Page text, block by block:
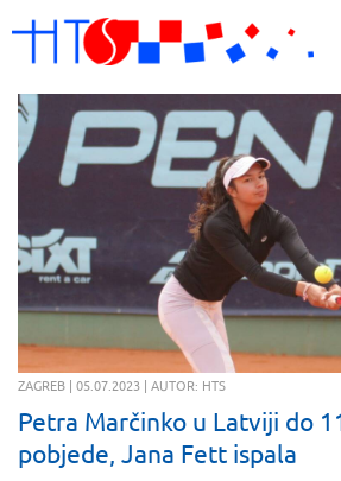
ZAGREB | 05.07.2023 | AUTOR: HTS
Petra Marčinko u Latviji do
pobjede, Jana Fett ispala